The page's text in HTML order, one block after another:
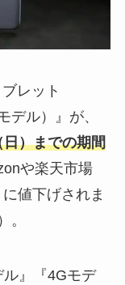
レット
デル）』が、
）までの期間
や楽天市場
に値下げされま
。
』『4Gモデ